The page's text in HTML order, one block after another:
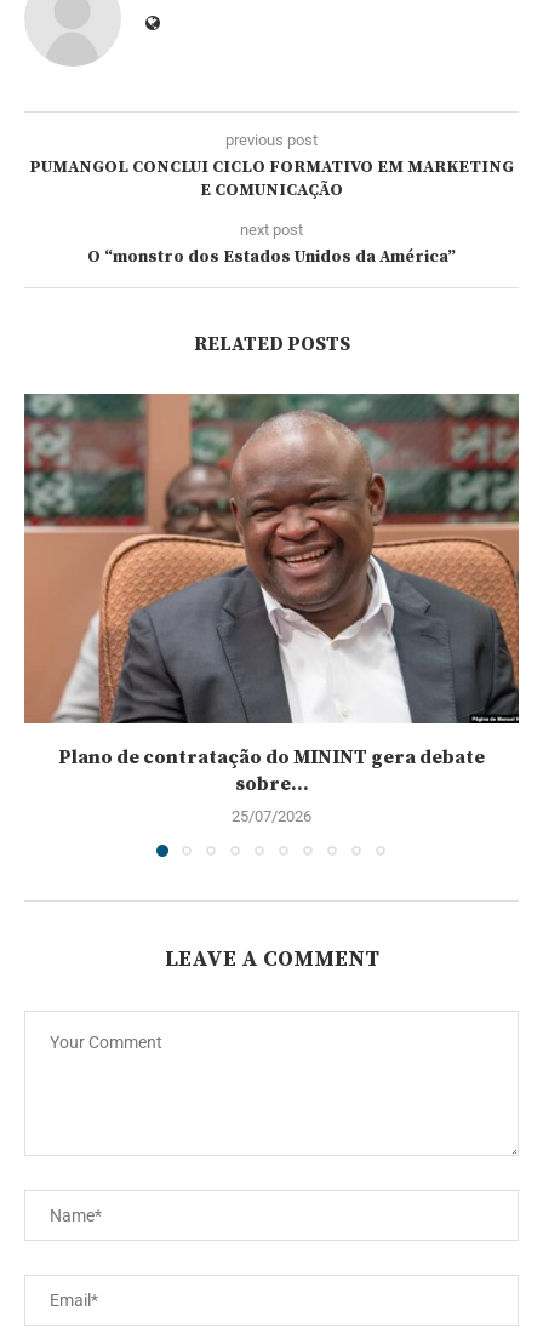
previous post
PUMANGOL CONCLUI CICLO FORMATIVO EM MARKETING
E COMUNICAÇÃO
next post
O “monstro dos Estados Unidos da América”
RELATED POSTS
Plano de contratação do MININT gera debate
sobre...
25/07/2026
LEAVE A COMMENT